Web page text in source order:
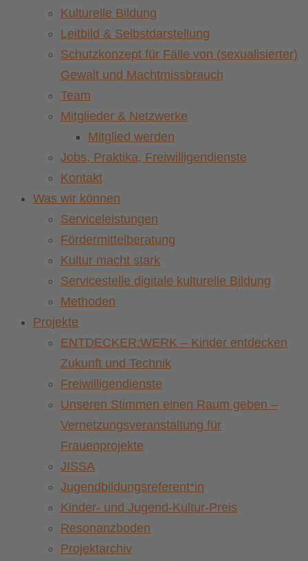
Kulturelle Bildung
Leitbild & Selbstdarstellung
Schutzkonzept für Fälle von (sexualisierter)
Gewalt und Machtmissbrauch
Team
Mitglieder & Netzwerke
Mitglied werden
Jobs, Praktika, Freiwilligendienste
Kontakt
Was wir können
Serviceleistungen
Fördermittelberatung
Kultur macht stark
Servicestelle digitale kulturelle Bildung
Methoden
Projekte
ENTDECKER:WERK – Kinder entdecken
Zukunft und Technik
Freiwilligendienste
Unseren Stimmen einen Raum geben –
Vernetzungsveranstaltung für
Frauenprojekte
JISSA
Jugendbildungsreferent*in
Kinder- und Jugend-Kultur-Preis
Resonanzboden
Projektarchiv